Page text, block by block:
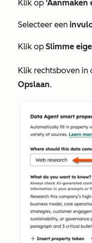
Klik op 'Aanmaken
Selecteer een
Klik op Slimme
Klik rechtsboven in
Opslaan.